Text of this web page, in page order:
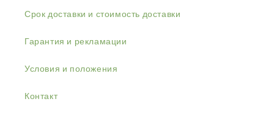
Срок доставки и стоимость доставки
Гарантия и рекламации
Условия и положения
Контакт